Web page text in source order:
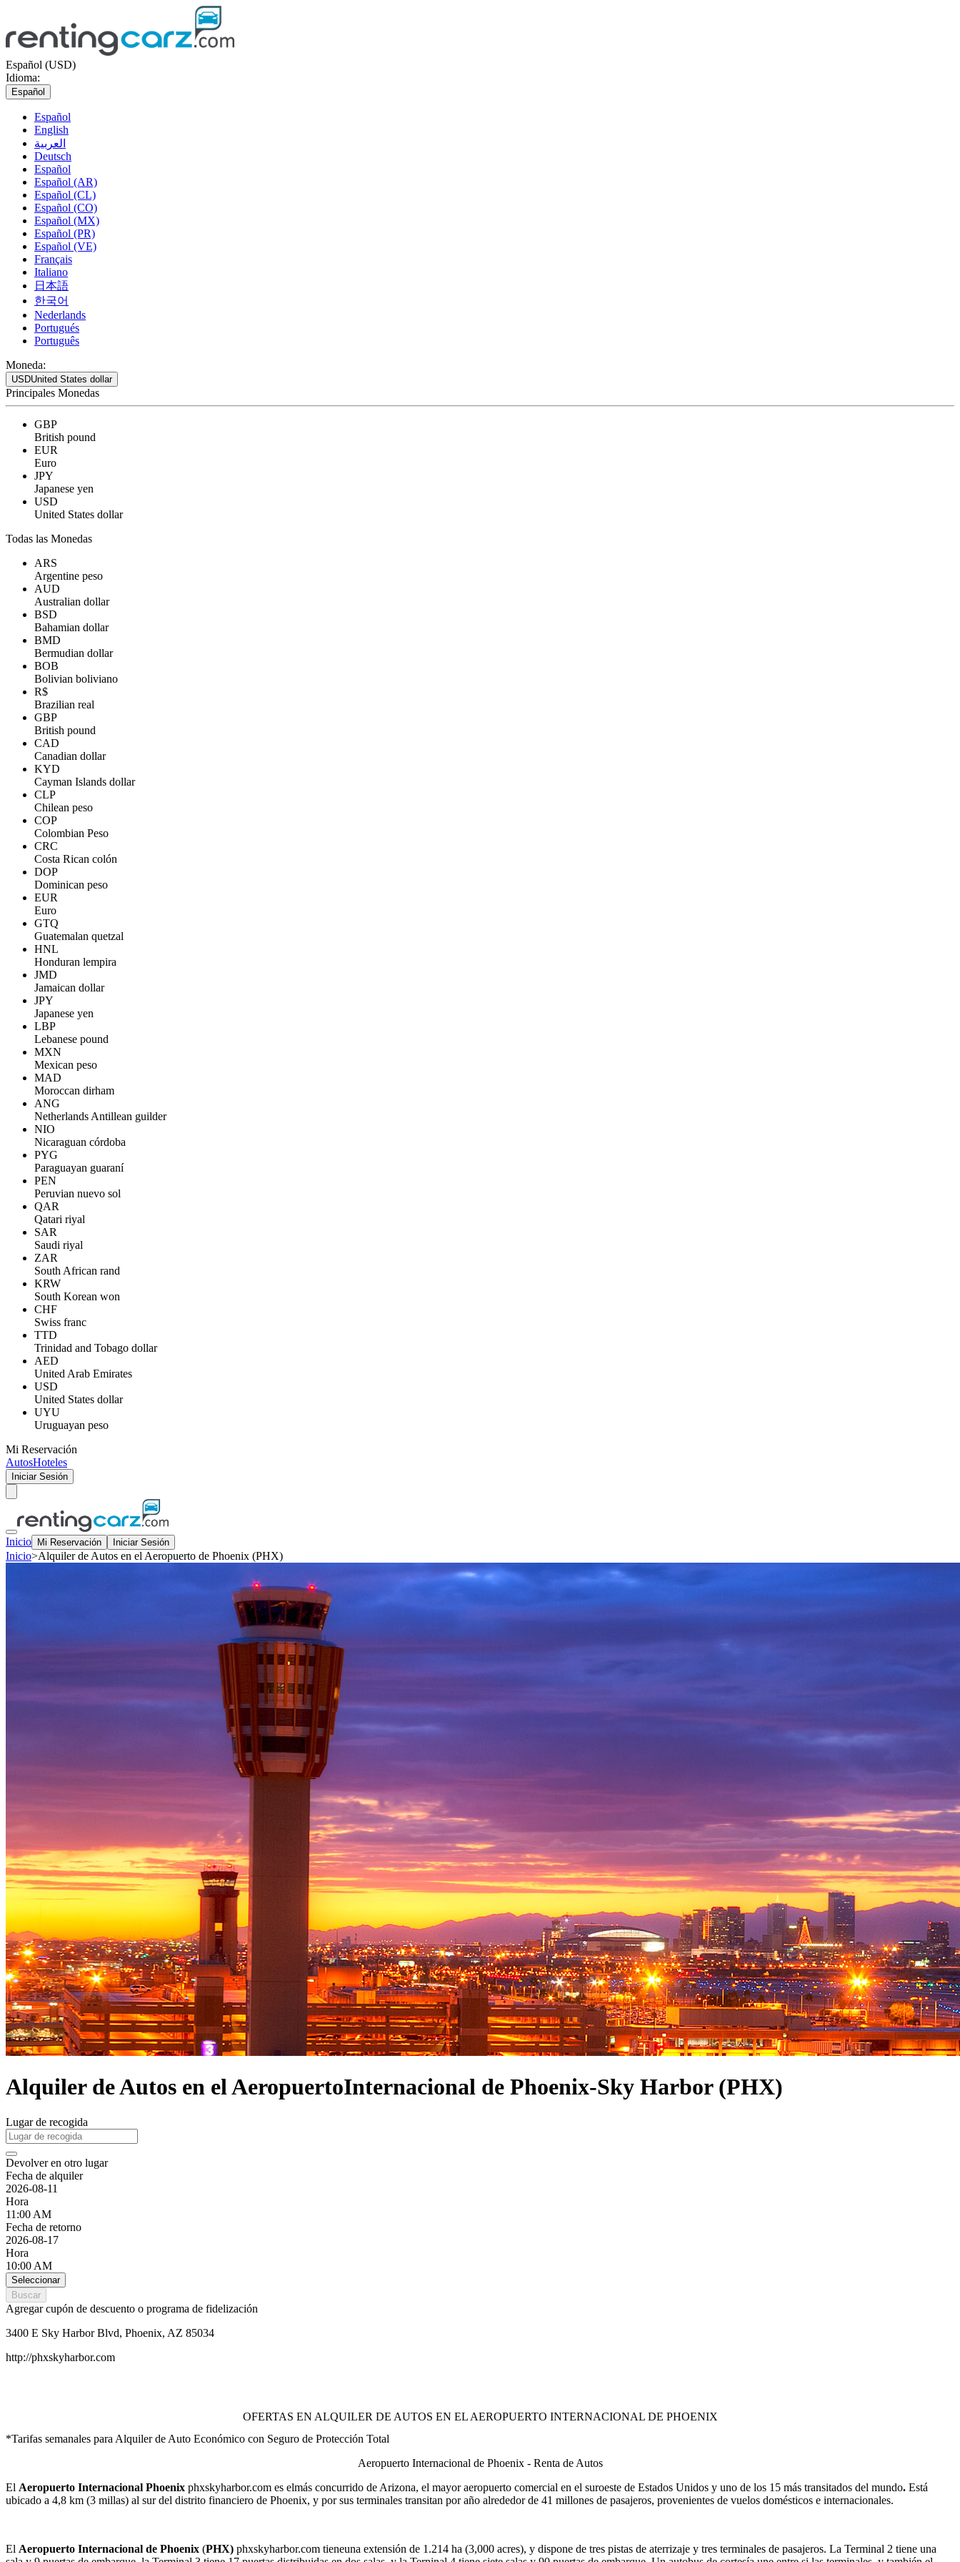
Español (USD)
Idioma:
Español
Español
English
العربية
Deutsch
Español
Español (AR)
Español (CL)
Español (CO)
Español (MX)
Español (PR)
Español (VE)
Français
Italiano
日本語
한국어
Nederlands
Portugués
Português
Moneda:
USDUnited States dollar
Principales Monedas
GBP
British pound
EUR
Euro
JPY
Japanese yen
USD
United States dollar
Todas las Monedas
ARS
Argentine peso
AUD
Australian dollar
BSD
Bahamian dollar
BMD
Bermudian dollar
BOB
Bolivian boliviano
R$
Brazilian real
GBP
British pound
CAD
Canadian dollar
KYD
Cayman Islands dollar
CLP
Chilean peso
COP
Colombian Peso
CRC
Costa Rican colón
DOP
Dominican peso
EUR
Euro
GTQ
Guatemalan quetzal
HNL
Honduran lempira
JMD
Jamaican dollar
JPY
Japanese yen
LBP
Lebanese pound
MXN
Mexican peso
MAD
Moroccan dirham
ANG
Netherlands Antillean guilder
NIO
Nicaraguan córdoba
PYG
Paraguayan guaraní
PEN
Peruvian nuevo sol
QAR
Qatari riyal
SAR
Saudi riyal
ZAR
South African rand
KRW
South Korean won
CHF
Swiss franc
TTD
Trinidad and Tobago dollar
AED
United Arab Emirates
USD
United States dollar
UYU
Uruguayan peso
Mi Reservación
AutosHoteles
Iniciar Sesión
Inicio Mi Reservación Iniciar Sesión
Inicio>Alquiler de Autos en el Aeropuerto de Phoenix (PHX)
Alquiler de Autos en el AeropuertoInternacional de Phoenix-Sky Harbor (PHX)
Lugar de recogida
Devolver en otro lugar
Fecha de alquiler
2026-08-11
Hora
11:00 AM
Fecha de retorno
2026-08-17
Hora
10:00 AM
Seleccionar
Buscar
Agregar cupón de descuento o programa de fidelización
3400 E Sky Harbor Blvd, Phoenix, AZ 85034
http://phxskyharbor.com
OFERTAS EN ALQUILER DE AUTOS EN EL AEROPUERTO INTERNACIONAL DE PHOENIX
*Tarifas semanales para Alquiler de Auto Económico con Seguro de Protección Total
Aeropuerto Internacional de Phoenix - Renta de Autos
El Aeropuerto Internacional Phoenix phxskyharbor.com es elmás concurrido de Arizona, el mayor aeropuerto comercial en el suroeste de Estados Unidos y uno de los 15 más transitados del mundo. Está
ubicado a 4,8 km (3 millas) al sur del distrito financiero de Phoenix, y por sus terminales transitan por año alrededor de 41 millones de pasajeros, provenientes de vuelos domésticos e internacionales.
El Aeropuerto Internacional de Phoenix (PHX) phxskyharbor.com tieneuna extensión de 1.214 ha (3,000 acres), y dispone de tres pistas de aterrizaje y tres terminales de pasajeros. La Terminal 2 tiene una